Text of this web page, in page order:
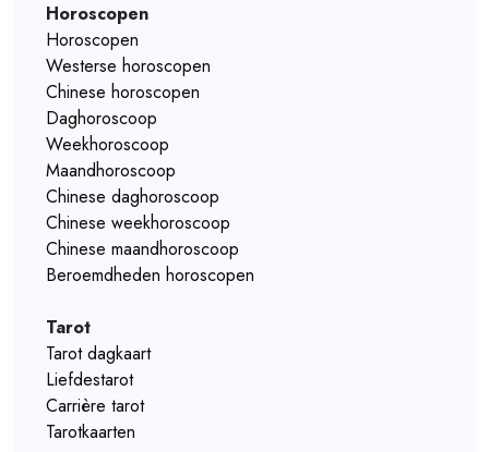
Horoscopen
Horoscopen
Westerse horoscopen
Chinese horoscopen
Daghoroscoop
Weekhoroscoop
Maandhoroscoop
Chinese daghoroscoop
Chinese weekhoroscoop
Chinese maandhoroscoop
Beroemdheden horoscopen
Tarot
Tarot dagkaart
Liefdestarot
Carrière tarot
Tarotkaarten